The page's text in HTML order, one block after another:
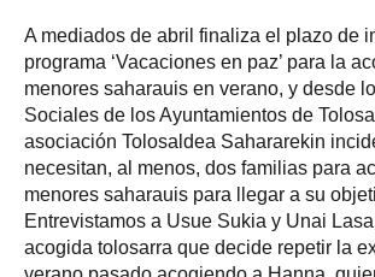
A mediados de abril finaliza el plazo de
programa ‘Vacaciones en paz’ para la
menores saharauis en verano, y desde
Sociales de los Ayuntamientos de
asociación Tolosaldea Sahararekin
necesitan, al menos, dos familias para
menores saharauis para llegar a su
Entrevistamos a Usue Sukia y Unai
acogida tolosarra que decide repetir la